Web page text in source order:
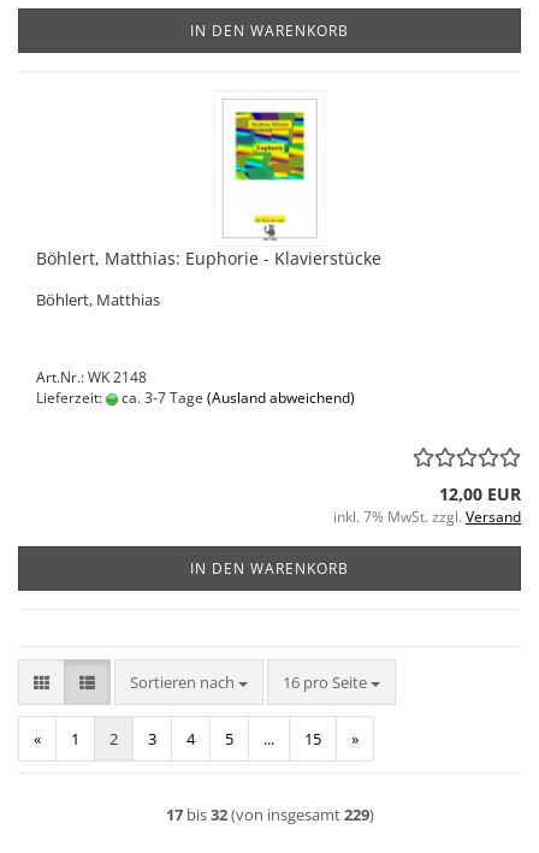
IN DEN WARENKORB
Böhlert, Matthias: Euphorie - Klavierstücke
Böhlert, Matthias
Art.Nr.: WK 2148
Lieferzeit:
ca. 3-7 Tage (Ausland abweichend)
12,00 EUR
inkl. 7% MwSt. zzgl. Versand
IN DEN WARENKORB
Sortieren nach
Sortieren nach 16 pro Seite
pro Seite
« 1 2 3 4 5 ... 15 »
17bis32(von insgesamt229)